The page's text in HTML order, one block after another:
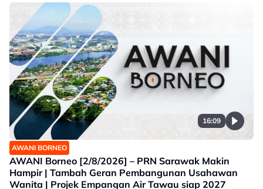
16:09
AWANI BORNEO
AWANI Borneo [2/8/2026] – PRN Sarawak Makin
Hampir | Tambah Geran Pembangunan Usahawan
Wanita | Projek Empangan Air Tawau siap 2027